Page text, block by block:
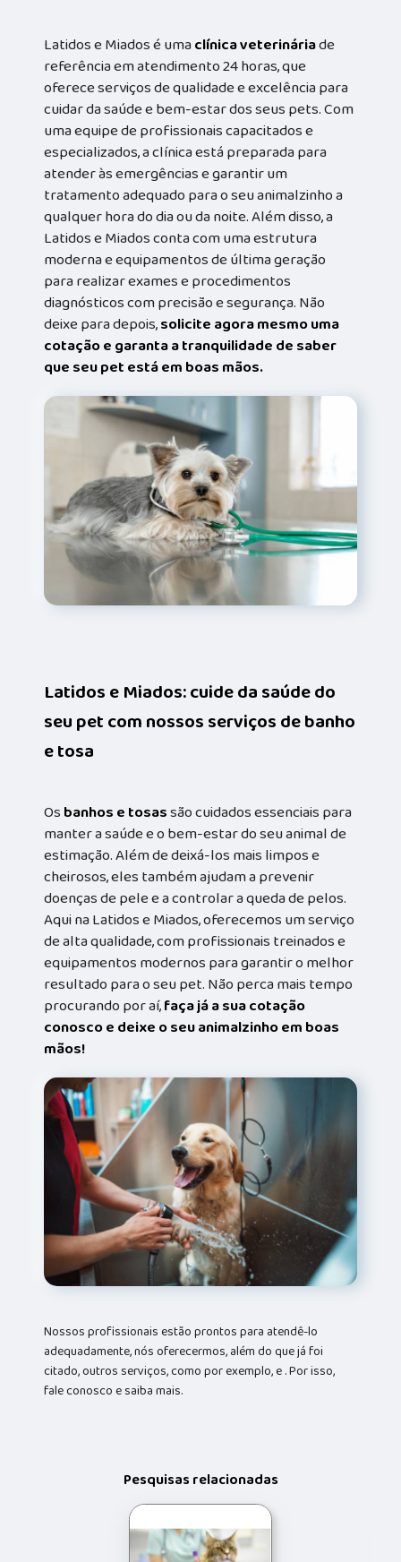
Latidos e Miados é umaclínica veterináriade
referência em atendimento 24 horas, que
oferece serviços de qualidade e excelência para
cuidar da saúde e bem-estar dos seus pets. Com
uma equipe de profissionais capacitados e
especializados, a clínica está preparada para
atender às emergências e garantir um
tratamento adequado para o seu animalzinho a
qualquer hora do dia ou da noite. Além disso, a
Latidos e Miados conta com uma estrutura
moderna e equipamentos de última geração
para realizar exames e procedimentos
diagnósticos com precisão e segurança. Não
deixe para depois,solicite agora mesmo uma
cotação e garanta a tranquilidade de saber
que seu pet está em boas mãos.
Latidos e Miados: cuide da saúde do
seu pet com nossos serviços de banho
e tosa
Osbanhos e tosassão cuidados essenciais para
manter a saúde e o bem-estar do seu animal de
estimação. Além de deixá-los mais limpos e
cheirosos, eles também ajudam a prevenir
doenças de pele e a controlar a queda de pelos.
Aqui na Latidos e Miados, oferecemos um serviço
de alta qualidade, com profissionais treinados e
equipamentos modernos para garantir o melhor
resultado para o seu pet. Não perca mais tempo
procurando por aí,faça já a sua cotação
conosco e deixe o seu animalzinho em boas
mãos!
Nossos profissionais estão prontos para atendê-lo
adequadamente, nós oferecermos, além do que já foi
citado, outros serviços, como por exemplo, e . Por isso,
fale conosco e saiba mais.
Pesquisas relacionadas